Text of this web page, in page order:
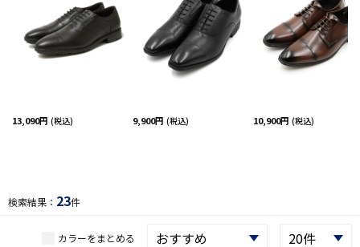
13,090円 (税込) 9,900円 (税込) 10,900円 (税込)
検索結果： 23件
カラーをまとめる